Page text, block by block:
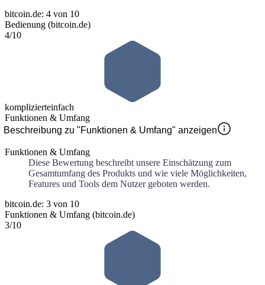
bitcoin.de: 4 von 10
Bedienung (bitcoin.de)
4/10
komplizierteinfach
Funktionen & Umfang
Beschreibung zu "Funktionen & Umfang" anzeigen
Funktionen & Umfang
Diese Bewertung beschreibt unsere Einschätzung zum
Gesamtumfang des Produkts und wie viele Möglichkeiten,
Features und Tools dem Nutzer geboten werden.
bitcoin.de: 3 von 10
Funktionen & Umfang (bitcoin.de)
3/10